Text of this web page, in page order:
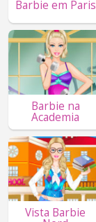
Barbie em Paris
Barbie na
Academia
Vista Barbie